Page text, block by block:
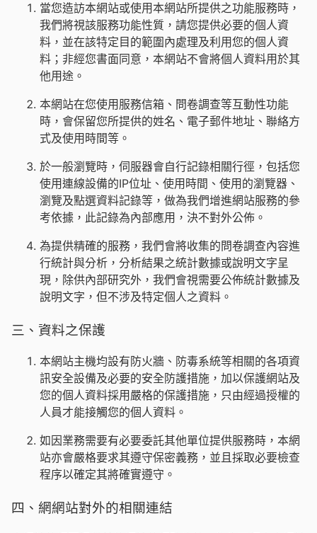
當您造訪本網站或使用本網站所提供之功能服務時，
我們將視該服務功能性質，請您提供必要的個人資
料，並在該特定目的範圍內處理及利用您的個人資
料；非經您書面同意，本網站不會將個人資料用於其
他用途。
本網站在您使用服務信箱、問卷調查等互動性功能
時，會保留您所提供的姓名、電子郵件地址、聯絡方
式及使用時間等。
於一般瀏覽時，伺服器會自行記錄相關行徑，包括您
使用連線設備的IP位址、使用時間、使用的瀏覽器、
瀏覽及點選資料記錄等，做為我們增進網站服務的參
考依據，此記錄為內部應用，決不對外公佈。
為提供精確的服務，我們會將收集的問卷調查內容進
行統計與分析，分析結果之統計數據或說明文字呈
現，除供內部研究外，我們會視需要公佈統計數據及
說明文字，但不涉及特定個人之資料。
三、資料之保護
本網站主機均設有防火牆、防毒系統等相關的各項資
訊安全設備及必要的安全防護措施，加以保護網站及
您的個人資料採用嚴格的保護措施，只由經過授權的
人員才能接觸您的個人資料。
如因業務需要有必要委託其他單位提供服務時，本網
站亦會嚴格要求其遵守保密義務，並且採取必要檢查
程序以確定其將確實遵守。
四、網網站對外的相關連結